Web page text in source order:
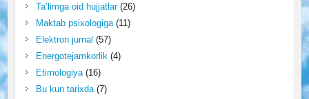
Ta’limga oid hujjatlar(26)
Maktab psixologiga(11)
Elektron jurnal (57)
Energotejamkorlik (4)
Etimologiya(16)
Bu kun tarixda(7)